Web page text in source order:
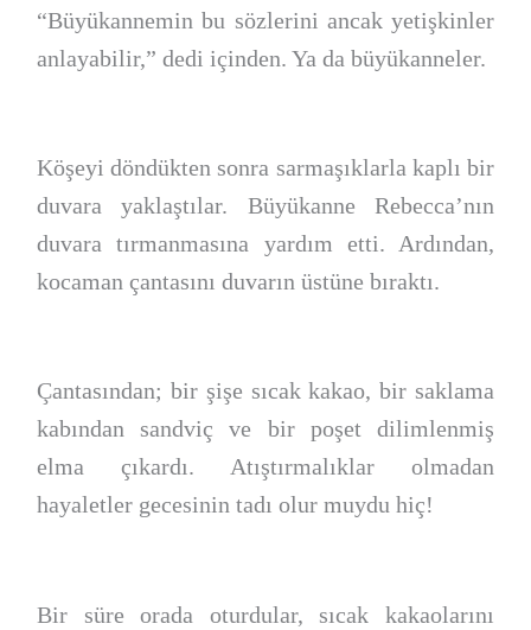
“Büyükannemin bu sözlerini ancak yetişkinler
anlayabilir,” dedi içinden. Ya da büyükanneler.
Köşeyi döndükten sonra sarmaşıklarla kaplı bir
duvara yaklaştılar. Büyükanne Rebecca’nın
duvara tırmanmasına yardım etti. Ardından,
kocaman çantasını duvarın üstüne bıraktı.
Çantasından; bir şişe sıcak kakao, bir saklama
kabından sandviç ve bir poşet dilimlenmiş
elma çıkardı. Atıştırmalıklar olmadan
hayaletler gecesinin tadı olur muydu hiç!
Bir süre orada oturdular, sıcak kakaolarını